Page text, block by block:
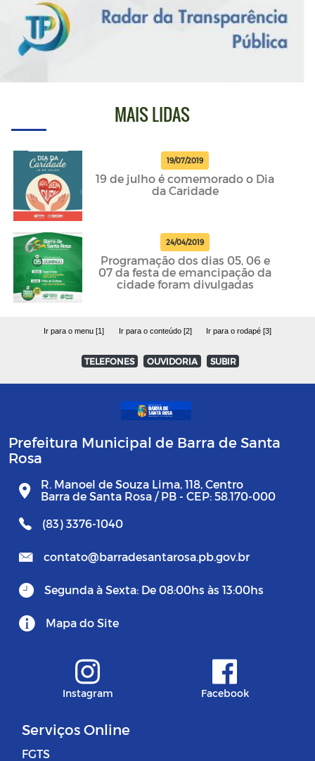
MAIS LIDAS
19/07/2019
19 de julho é comemorado o Dia
da Caridade
24/04/2019
Programação dos dias 05, 06 e
07 da festa de emancipação da
cidade foram divulgadas
Ir para o menu [1] Ir para o conteúdo [2] Ir para o rodapé [3]
TELEFONES OUVIDORIA SUBIR
Prefeitura Municipal de Barra de Santa
Rosa
R. Manoel de Souza Lima, 118, Centro
Barra de Santa Rosa / PB - CEP: 58.170-000
(83) 3376-1040
contato@barradesantarosa.pb.gov.br
Segunda à Sexta: De 08:00hs às 13:00hs
Mapa do Site
Instagram Facebook
Serviços Online
FGTS